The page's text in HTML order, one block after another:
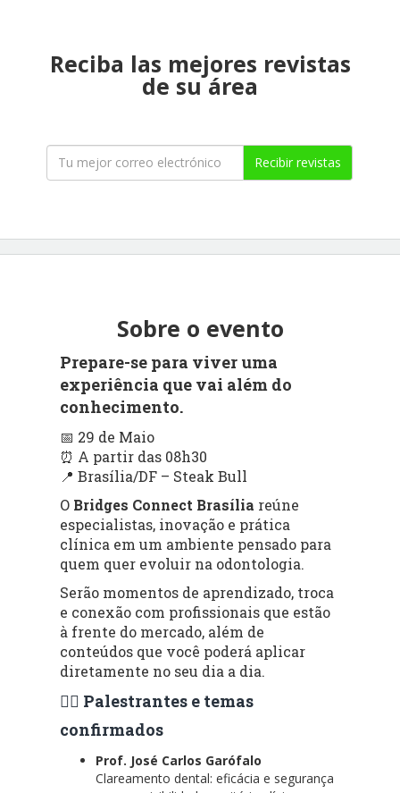
Reciba las mejores revistas
de su área
Recibir revistas
Sobre o evento
Prepare-se para viver uma
experiência que vai além do
conhecimento.
📅 29 de Maio
⏰ A partir das 08h30
📍 Brasília/DF – Steak Bull
O Bridges Connect Brasília reúne
especialistas, inovação e prática
clínica em um ambiente pensado para
quem quer evoluir na odontologia.
Serão momentos de aprendizado, troca
e conexão com profissionais que estão
à frente do mercado, além de
conteúdos que você poderá aplicar
diretamente no seu dia a dia.
👨‍⚕️ Palestrantes e temas
confirmados
Prof. José Carlos Garófalo
Clareamento dental: eficácia e segurança